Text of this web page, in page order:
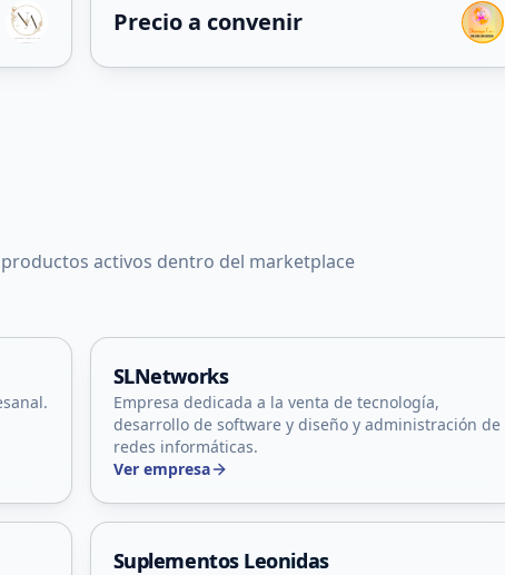
Precio a convenir
activos dentro del marketplace
SLNetworks
Empresa dedicada a la venta de tecnología,
desarrollo de software y diseño y administración de
redes informáticas.
Ver empresa
Suplementos Leonidas